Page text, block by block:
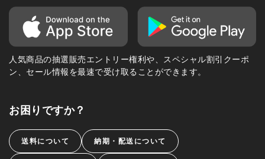
人気商品の抽選販売エントリー権利や、スペシャル割引クーポ
ン、セール情報を最速で受け取ることができます。
お困りですか？
送料について 納期・配送について